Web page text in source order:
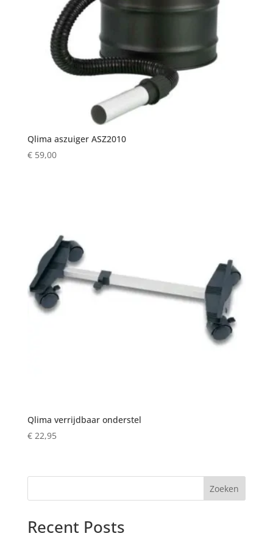
Qlima aszuiger ASZ2010
€59,00
Qlima verrijdbaar onderstel
€22,95
Zoeken
Recent Posts